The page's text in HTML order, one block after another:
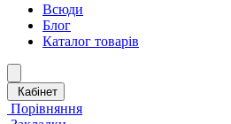
Всюди
Блог
Каталог товарів
Кабінет
Порівняння